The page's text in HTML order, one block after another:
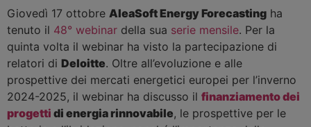
Giovedì 17 ottobre AleaSoft Energy Forecasting ha
tenuto il 48° webinar della sua serie mensile. Per la
quinta volta il webinar ha visto la partecipazione di
relatori di Deloitte. Oltre all’evoluzione e alle
prospettive dei mercati energetici europei per l’inverno
2024-2025, il webinar ha discusso il finanziamento dei
progetti di energia rinnovabile, le prospettive per le